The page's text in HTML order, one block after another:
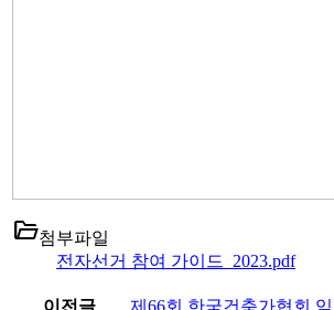
folder_open첨부파일
전자선거 참여 가이드_2023.pdf
이전글
제66회 한국건축가협회